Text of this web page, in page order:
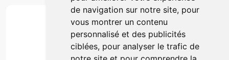
de navigation sur notre site, pour
vous montrer un contenu
personnalisé et des publicités
ciblées, pour analyser le trafic de
Paiement
Simple, rapide et 100% sécurisé